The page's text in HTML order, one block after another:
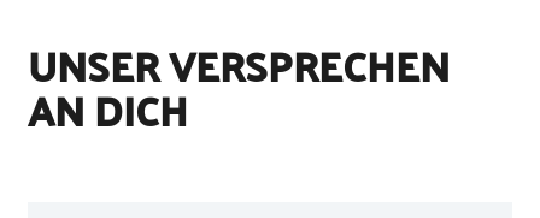
UNSER VERSPRECHEN
AN DICH